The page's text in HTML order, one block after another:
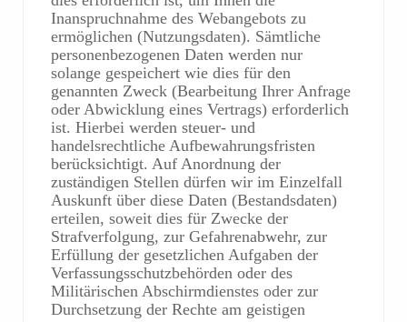
Inanspruchnahme des Webangebots zu
ermöglichen (Nutzungsdaten). Sämtliche
personenbezogenen Daten werden nur
solange gespeichert wie dies für den
genannten Zweck (Bearbeitung Ihrer Anfrage
oder Abwicklung eines Vertrags) erforderlich
ist. Hierbei werden steuer- und
handelsrechtliche Aufbewahrungsfristen
berücksichtigt. Auf Anordnung der
zuständigen Stellen dürfen wir im Einzelfall
Auskunft über diese Daten (Bestandsdaten)
erteilen, soweit dies für Zwecke der
Strafverfolgung, zur Gefahrenabwehr, zur
Erfüllung der gesetzlichen Aufgaben der
Verfassungsschutzbehörden oder des
Militärischen Abschirmdienstes oder zur
Durchsetzung der Rechte am geistigen